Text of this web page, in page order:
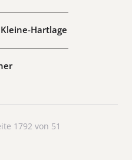
Hartlage
1792 von 51